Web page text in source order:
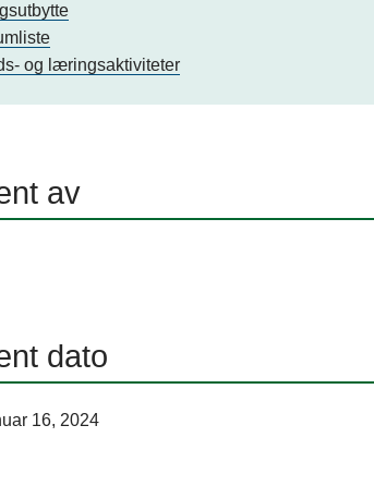
og læringsaktiviteter
av
dato
16, 2024